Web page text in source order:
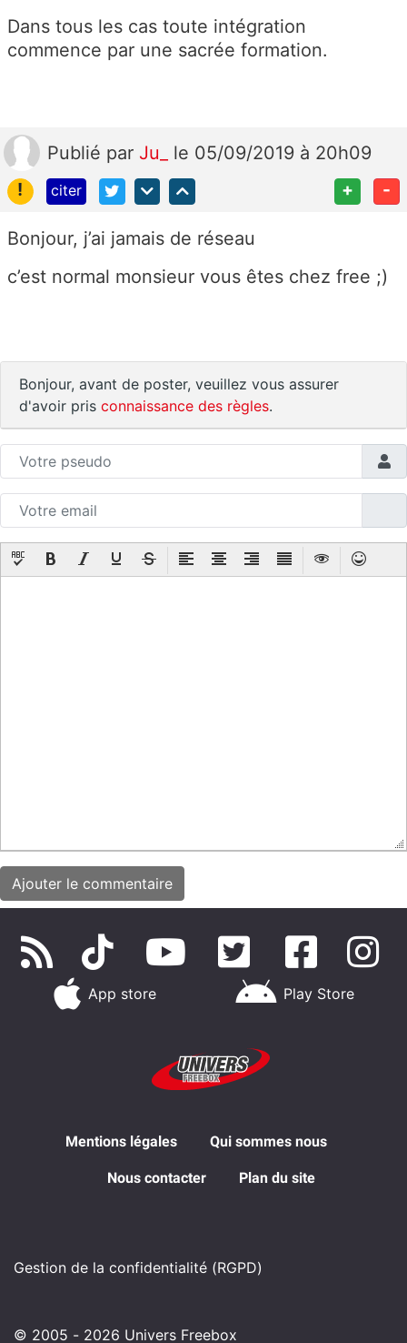
Dans tous les cas toute intégration
commence par une sacrée formation.
Publié par Ju_ le 05/09/2019 à 20h09
!
citer + -
Bonjour, j’ai jamais de réseau
c’est normal monsieur vous êtes chez free ;)
Bonjour, avant de poster, veuillez vous assurer
d'avoir pris connaissance des règles.
App store Play Store
Mentions légales Qui sommes nous
Nous contacter Plan du site
Gestion de la confidentialité (RGPD)
© 2005 - 2026 Univers Freebox